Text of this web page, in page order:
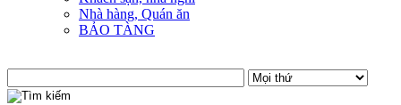
Nhà hàng, Quán ăn
BẢO TÀNG